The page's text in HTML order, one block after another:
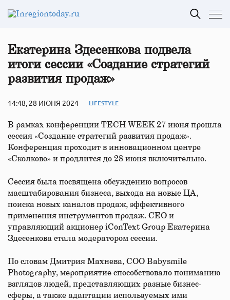
Екатерина Здесенкова подвела
итоги сессии «Создание стратегий
развития продаж»
14:48, 28 ИЮНЯ 2024 LIFESTYLE
В рамках конференции TECH WEEK 27 июня прошла
сессия «Создание стратегий развития продаж».
Конференция проходит в инновационном центре
«Сколково» и продлится до 28 июня включительно.
Сессия была посвящена обсуждению вопросов
масштабирования бизнеса, выхода на новые ЦА,
поиска новых каналов продаж, эффективного
применения инструментов продаж. CEO и
управляющий акционер iConText Group Екатерина
Здесенкова стала модератором сессии.
По словам Дмитрия Махнева, COO Babysmile
Photography, мероприятие способствовало пониманию
взглядов людей, представляющих разные бизнес-
сферы, а также адаптации используемых ими